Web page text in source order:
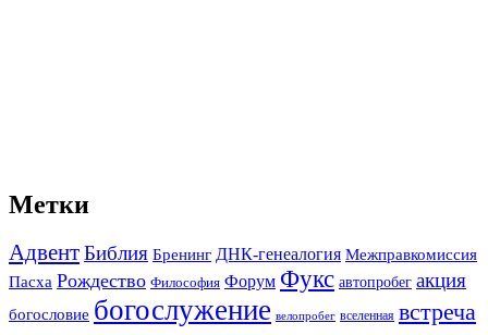
Метки
АдвентБиблия Бренинг ДНК-генеалогия Межправкомиссия
Пасха Рождество Философия Форум Фукс автопробег акция
богословие богослужение велопробег вселенная встреча